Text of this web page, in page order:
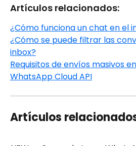
Artículos relacionados:
¿Cómo funciona un chat en el
¿Cómo se puede filtrar las
inbox?
Requisitos de envíos masivos
WhatsApp Cloud API
Artículos